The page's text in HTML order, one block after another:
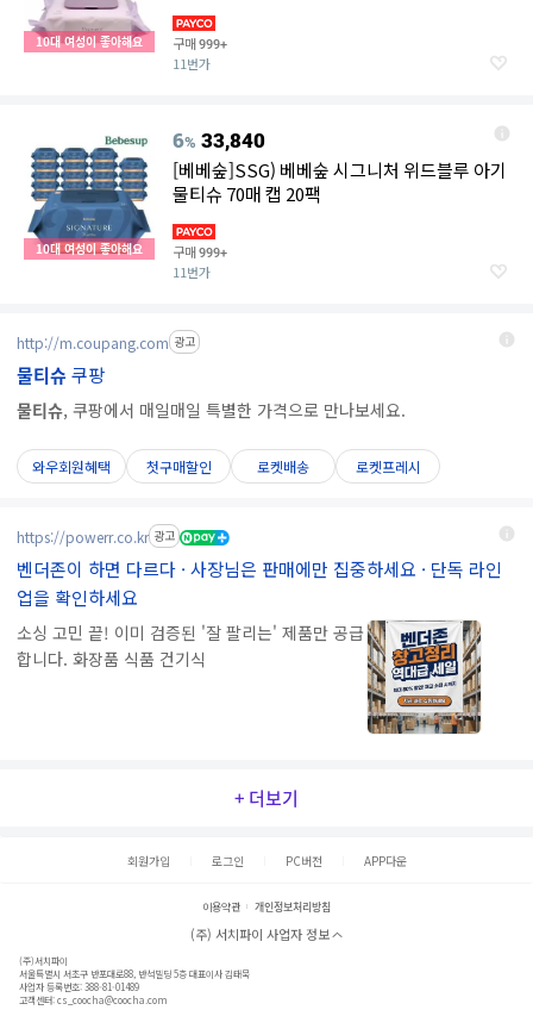
10대 여성이 좋아해요 구매999+
11번가
10대 여성이 좋아해요
6% 33,840
[베베숲]SSG) 베베숲 시그니처 위드블루 아기
물티슈 70매 캡 20팩
구매999+
11번가
http://m.coupang.com 광고
물티슈쿠팡
물티슈, 쿠팡에서 매일매일 특별한 가격으로 만나보세요.
와우회원혜택 첫구매할인 로켓배송 로켓프레시
https://powerr.co.kr 광고
벤더존이 하면 다르다 · 사장님은 판매에만 집중하세요 · 단독 라인
업을 확인하세요
소싱 고민 끝! 이미 검증된 '잘 팔리는' 제품만 공급
합니다. 화장품 식품 건기식
+ 더보기
회원가입 로그인 PC버전 APP다운
이용약관 개인정보처리방침
(주) 서치파이 사업자 정보
(주)서치파이
서울특별시 서초구 반포대로88, 반석빌딩 5층 대표이사 김태묵
사업자 등록번호: 388-81-01489
고객센터:cs_coocha@coocha.com